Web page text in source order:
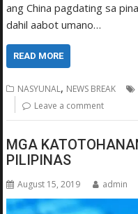
ang China pagdating sa
dahil aabot umano…
READ MORE
NASYUNAL, NEWS BREAK
Leave a comment
MGA
PILIPINAS
August 15, 2019 admin